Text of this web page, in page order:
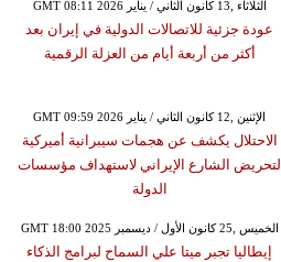
GMT 08:11 2026 الثلاثاء ,13 كانون الثاني / يناير
عودة جزئية للاتصالات الدولية في إيران بعد
أكثر من أربعة أيام من العزلة الرقمية
GMT 09:59 2026 الإثنين ,12 كانون الثاني / يناير
الاحتلال يكشف عن هجمات سيبرانية أميركية
لتحريض الشارع الإيراني لاستهداف مؤسسات
الدولة
GMT 18:00 2025 الخميس ,25 كانون الأول / ديسمبر
إيطاليا تجبر ميتا علي السماح لبرامج الذكاء